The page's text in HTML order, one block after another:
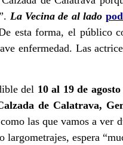
. La Vecina de al lado
esta forma, el público
enfermedad. Las
del 10 al 19 de agosto
de Calatrava,
las que vamos a ver
largometrajes, espera